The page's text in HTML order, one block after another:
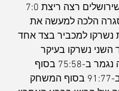
הלכה למעשה את
נשרקו למכביר בצד אחד
נשרקו בעיקר
עבירות תוקף. זה נגמר ב-75:58 בסוף
הרבע השלישי וב-91:77 בסוף המשחק